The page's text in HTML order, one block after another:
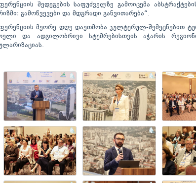
შედეგების საფუძველზე გამოიცემა
გამოწვევები და მდგრადი განვითარება“.
მეორე დღე დაეთმობა კულტურულ-შემეცნებით
და ადგილობრივი სტუმრებისთვის აჭარის